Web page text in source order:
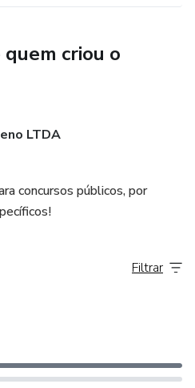
criou o
LTDA
concursos públicos, por
Filtrar